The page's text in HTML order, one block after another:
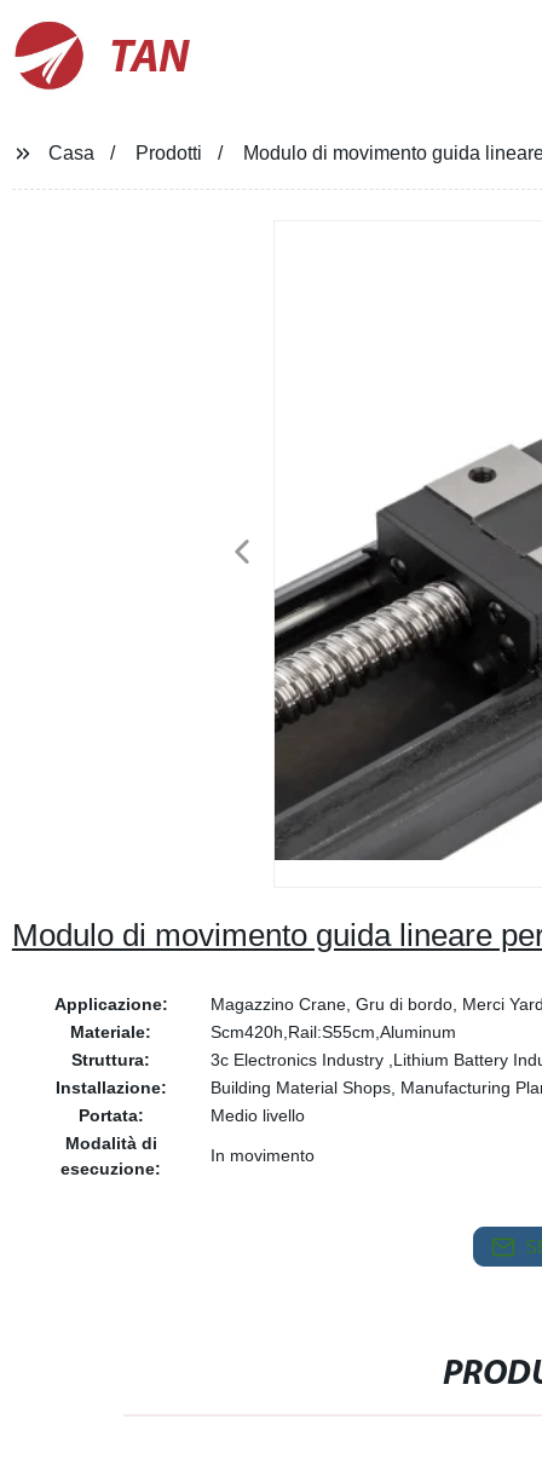
TAN
Casa Prodotti Modulo di movimento guida
Modulo di movimento guida lineare
Applicazione:
Magazzino Crane, Gru di bordo, Merci
Materiale:
Scm420h,Rail:S55cm,Aluminum
Struttura:
3c Electronics Industry ,Lithium Battery
Installazione:
Building Material Shops, Manufacturing
Portata:
Medio livello
Modalità di
esecuzione:
In movimento